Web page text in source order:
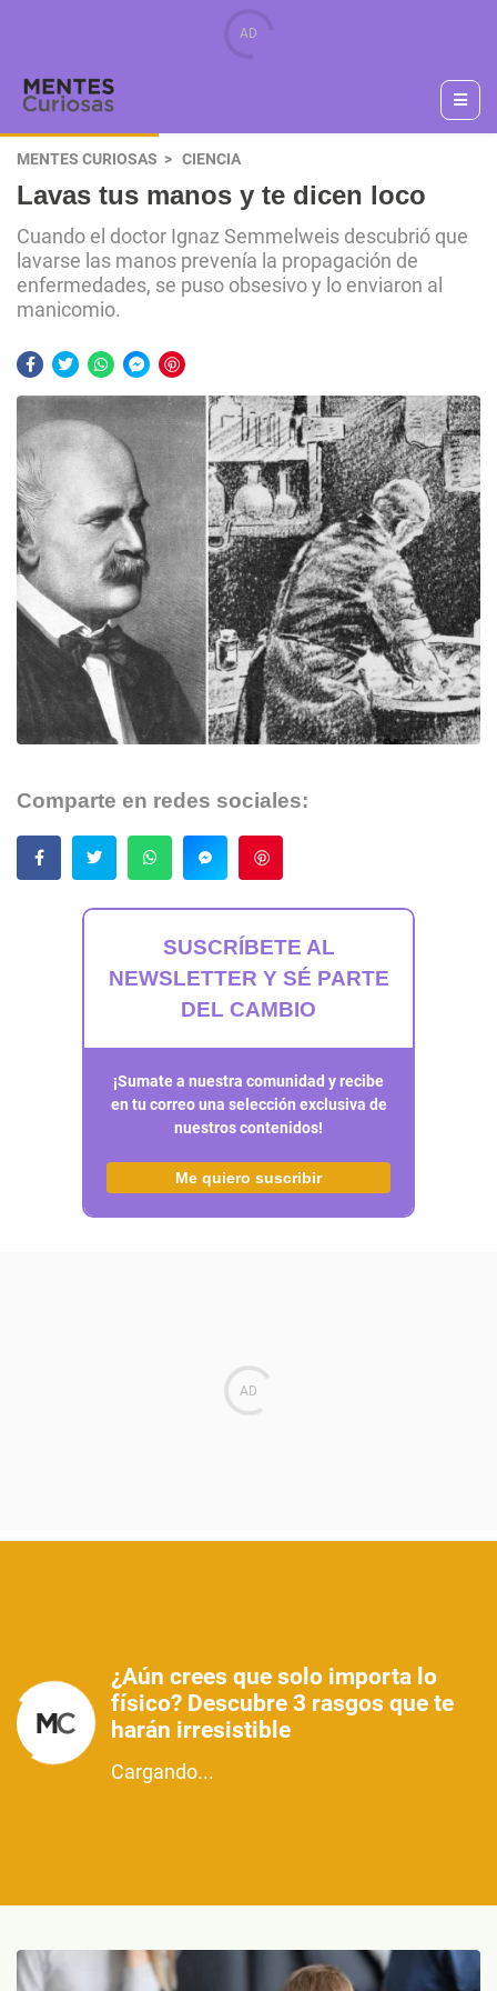
MENTES CURIOSAS CIENCIA
Lavas tus manos y te dicen loco
Cuando el doctor Ignaz Semmelweis descubrió que
lavarse las manos prevenía la propagación de
enfermedades, se puso obsesivo y lo enviaron al
manicomio.
Comparte en redes sociales:
SUSCRÍBETE AL
NEWSLETTER Y SÉ PARTE
DEL CAMBIO
¡Sumate a nuestra comunidad y recibe
en tu correo una selección exclusiva de
nuestros contenidos!
Me quiero suscribir
¿Aún crees que solo importa lo
físico? Descubre 3 rasgos que te
harán irresistible
Cargando...